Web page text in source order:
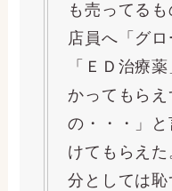
も売ってるも
店員へ「グ
「ＥＤ治療
かってもら
の・・・」
けてもらえ
分としては恥